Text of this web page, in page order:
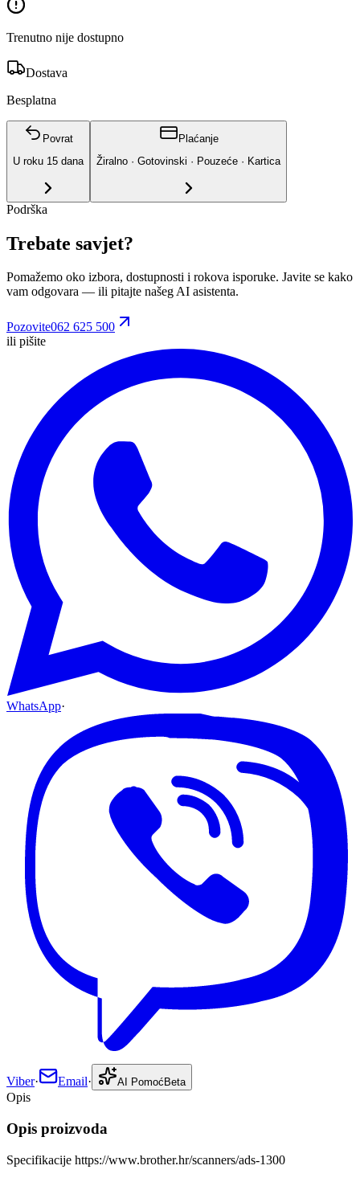
Trenutno nije dostupno
Dostava
Besplatna
Povrat
U roku 15 dana
Plaćanje
Žiralno · Gotovinski · Pouzeće · Kartica
Podrška
Trebate savjet?
Pomažemo oko izbora, dostupnosti i rokova isporuke. Javite se kako
vam odgovara — ili pitajte našeg AI asistenta.
Pozovite062 625 500
ili pišite
WhatsApp·
Viber· Email· AI Pomoć Beta
Opis
Opis proizvoda
Specifikacije https://www.brother.hr/scanners/ads-1300